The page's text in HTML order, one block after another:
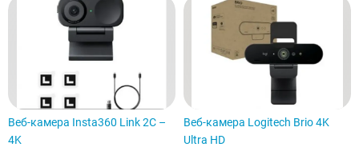
Веб-камера Insta360 Link 2C –
4K
Веб-камера Logitech Brio 4K
Ultra HD